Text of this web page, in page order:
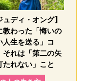
ュディ・オング】
教わった「悔いの
人生を送る」コ
それは「第二の矢
たれない」こと